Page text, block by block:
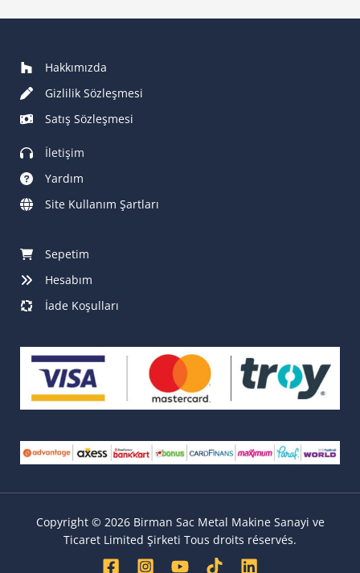
Hakkımızda
Gizlilik Sözleşmesi
Satış Sözleşmesi
İletişim
Yardım
Site Kullanım Şartları
Sepetim
Hesabım
İade Koşulları
Copyright © 2026 Birman Sac Metal Makine Sanayi ve
Ticaret Limited Şirketi Tous droits réservés.